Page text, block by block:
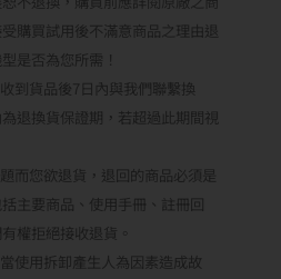
購買試用後不滿意商品之理由退
是否為您所需！
到貨品後7日內與我們聯繫換
退換貨保證期，若超過此期間視
而您欲退貨，退回的商品必須是
主要商品、使用手冊、註冊回
權拒絕接收退貨。
使用拆卸產生人為因素造成故